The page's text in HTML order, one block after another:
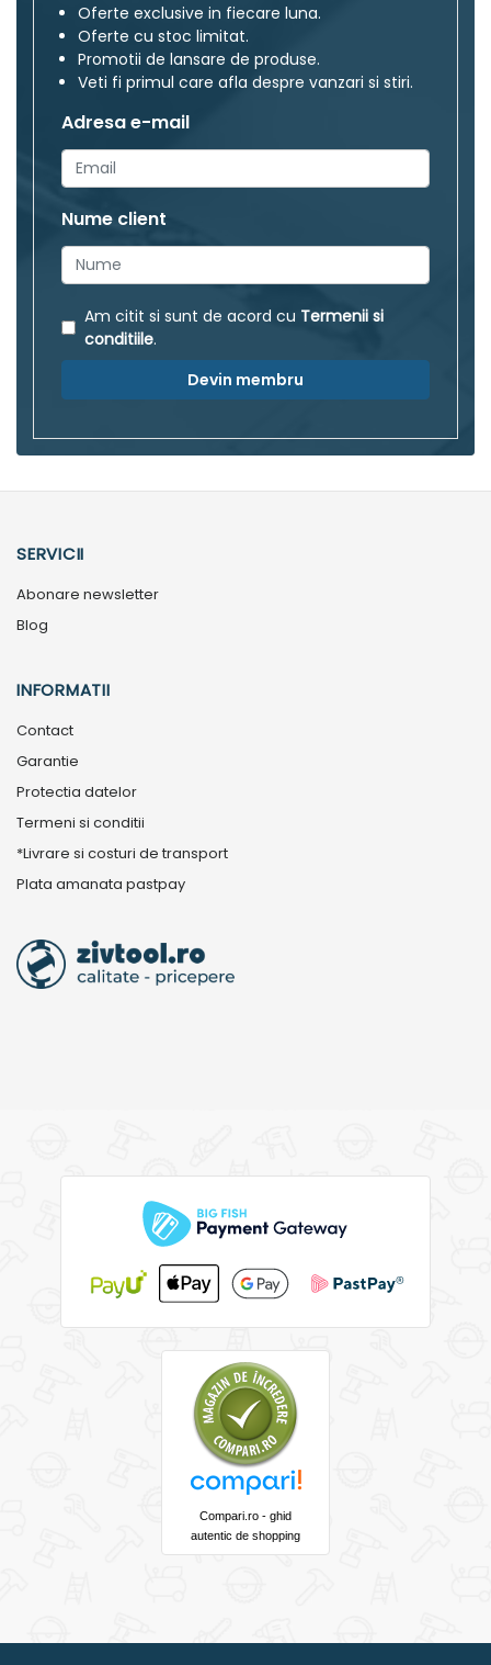
Oferte exclusive in fiecare luna.
Oferte cu stoc limitat.
Promotii de lansare de produse.
Veti fi primul care afla despre vanzari si stiri.
Adresa e-mail
Nume client
Am citit si sunt de acord cu Termenii si
conditiile.
Devin membru
SERVICII
Abonare newsletter
Blog
INFORMATII
Contact
Garantie
Protectia datelor
Termeni si conditii
*Livrare si costuri de transport
Plata amanata pastpay
Compari.ro - ghid
autentic de shopping